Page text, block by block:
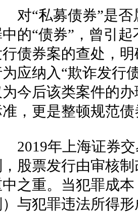
“私募债券”是否
的“债券”，曾引
行债券案的查处，
应纳入“欺诈发行
今后该类案件的
，更是整顿规范
年上海证券交
股票发行由审核
之重。当犯罪成
与犯罪违法所得